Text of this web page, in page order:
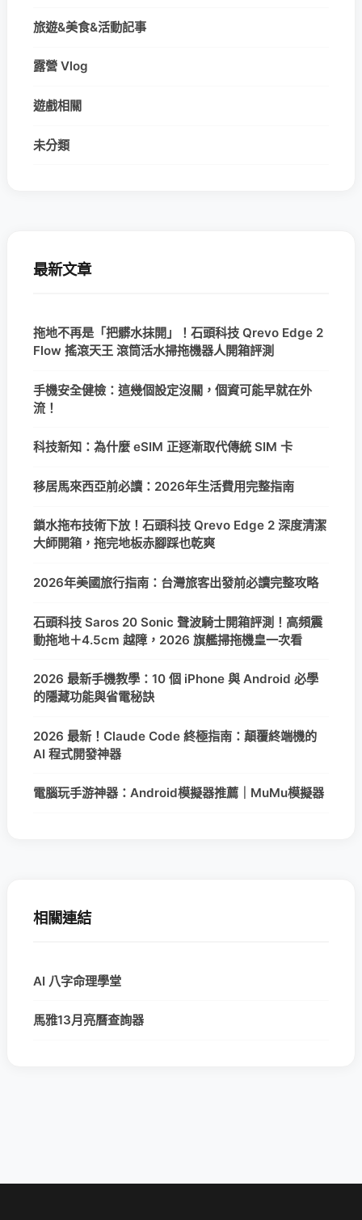
旅遊&美食&活動記事
露營 Vlog
遊戲相關
未分類
最新文章
拖地不再是「把髒水抹開」！石頭科技 Qrevo Edge 2
Flow 搖滾天王 滾筒活水掃拖機器人開箱評測
手機安全健檢：這幾個設定沒關，個資可能早就在外
流！
科技新知：為什麼 eSIM 正逐漸取代傳統 SIM 卡
移居馬來西亞前必讀：2026年生活費用完整指南
鎖水拖布技術下放！石頭科技 Qrevo Edge 2 深度清潔
大師開箱，拖完地板赤腳踩也乾爽
2026年美國旅行指南：台灣旅客出發前必讀完整攻略
石頭科技 Saros 20 Sonic 聲波騎士開箱評測！高頻震
動拖地＋4.5cm 越障，2026 旗艦掃拖機皇一次看
2026 最新手機教學：10 個 iPhone 與 Android 必學
的隱藏功能與省電秘訣
2026 最新！Claude Code 終極指南：顛覆終端機的
AI 程式開發神器
電腦玩手游神器：Android模擬器推薦｜MuMu模擬器
相關連結
AI 八字命理學堂
馬雅13月亮曆查詢器